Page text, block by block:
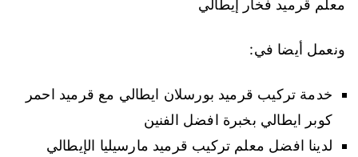
معلم قرميد فخار إيطالي
ونعمل أيضا في:
خدمة تركيب قرميد بورسلان ايطالي مع قرميد احمر
كوبر ايطالي بخبرة افضل الفنين
لدينا افضل معلم تركيب قرميد مارسيليا الإيطالي